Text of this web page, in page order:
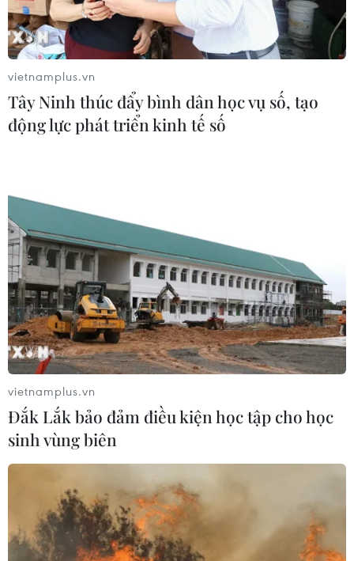
vietnamplus.vn
Tây Ninh thúc đẩy bình dân học vụ số, tạo
động lực phát triển kinh tế số
vietnamplus.vn
Đắk Lắk bảo đảm điều kiện học tập cho học
sinh vùng biên